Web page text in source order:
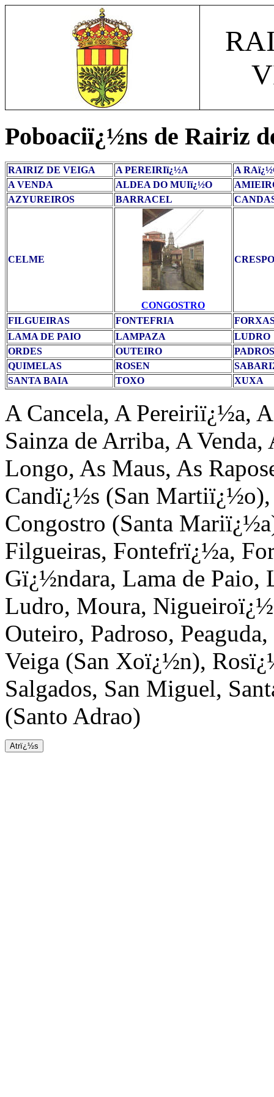
Poboaciï¿½ns de Rairiz
RAIRIZ DE VEIGA A PEREIRIï¿½A
A
A VENDA
ALDEA DO MUIï¿½O
AZYUREIROS
BARRACEL
CELME
CONGOSTRO
FILGUEIRAS FONTEFRIA
LAMA DE PAIO
LAMPAZA
LUDRO
ORDES
OUTEIRO
QUIMELAS
ROSEN
SANTA BAIA
TOXO XUXA
A Cancela, A Pereiriï¿½a,
Sainza de Arriba, A
Longo, As Maus, As
Candï¿½s (San
Congostro (Santa
Filgueiras, Fontefrï¿½a,
Gï¿½ndara, Lama de Paio,
Ludro, Moura,
Outeiro, Padroso,
Veiga (San Xoï¿½n),
Salgados, San Miguel,
(Santo Adrao)